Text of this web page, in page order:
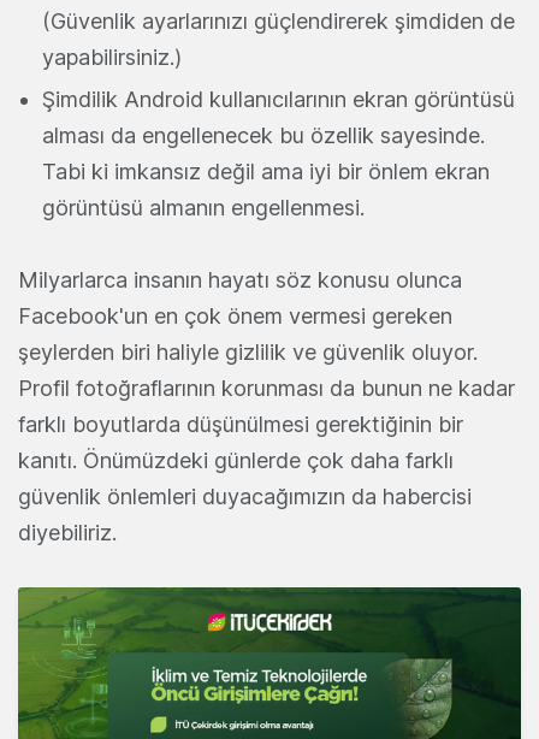
(Güvenlik ayarlarınızı güçlendirerek şimdiden de
yapabilirsiniz.)
Şimdilik Android kullanıcılarının ekran görüntüsü
alması da engellenecek bu özellik sayesinde.
Tabi ki imkansız değil ama iyi bir önlem ekran
görüntüsü almanın engellenmesi.
Milyarlarca insanın hayatı söz konusu olunca
Facebook'un en çok önem vermesi gereken
şeylerden biri haliyle gizlilik ve güvenlik oluyor.
Profil fotoğraflarının korunması da bunun ne kadar
farklı boyutlarda düşünülmesi gerektiğinin bir
kanıtı. Önümüzdeki günlerde çok daha farklı
güvenlik önlemleri duyacağımızın da habercisi
diyebiliriz.